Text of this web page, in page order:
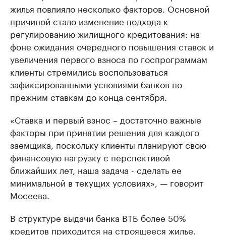
жилья повлияло несколько факторов. Основной
причиной стало изменение подхода к
регулированию жилищного кредитования: на
фоне ожидания очередного повышения ставок и
увеличения первого взноса по госпрограммам
клиенты стремились воспользоваться
зафиксированными условиями банков по
прежним ставкам до конца сентября.
«Ставка и первый взнос – достаточно важные
факторы при принятии решения для каждого
заемщика, поскольку клиенты планируют свою
финансовую нагрузку с перспективой
ближайших лет, наша задача - сделать ее
минимальной в текущих условиях», — говорит
Мосеева.
В структуре выдачи банка ВТБ более 50%
кредитов приходится на строящееся жилье.